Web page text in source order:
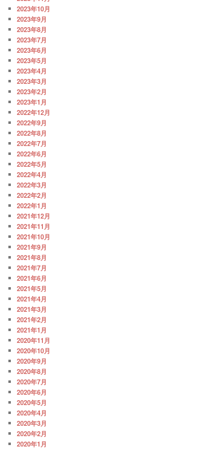
2023年10月
2023年9月
2023年8月
2023年7月
2023年6月
2023年5月
2023年4月
2023年3月
2023年2月
2023年1月
2022年12月
2022年9月
2022年8月
2022年7月
2022年6月
2022年5月
2022年4月
2022年3月
2022年2月
2022年1月
2021年12月
2021年11月
2021年10月
2021年9月
2021年8月
2021年7月
2021年6月
2021年5月
2021年4月
2021年3月
2021年2月
2021年1月
2020年11月
2020年10月
2020年9月
2020年8月
2020年7月
2020年6月
2020年5月
2020年4月
2020年3月
2020年2月
2020年1月